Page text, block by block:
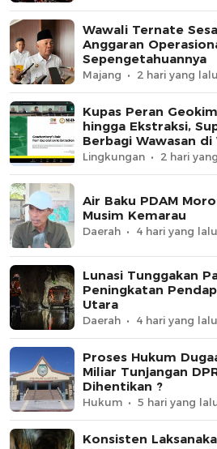
Wawali Ternate
Anggaran
Sepengetahuannya
Majang 2 hari yang lalu
Kupas Peran
hingga Ekstraksi,
Berbagi Wawasan di
UNG
Lingkungan 2 hari
Air Baku PDAM
Musim Kemarau
Daerah 4 hari yang lalu
Lunasi Tunggakan
Peningkatan
Utara
Daerah 4 hari yang lalu
Proses Hukum
Miliar Tunjangan
Dihentikan ?
Hukum 5 hari yang
Konsisten